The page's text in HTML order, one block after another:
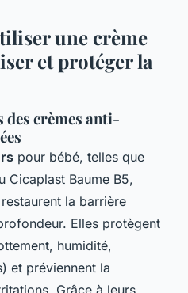
une crème
et protéger la
crèmes anti-
pour bébé, telles que
Cicaplast Baume B5,
la barrière
Elles protègent
humidité,
et préviennent la
Grâce à leurs